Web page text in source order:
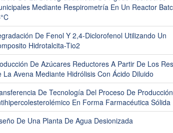
Mediante Respirometría En Un Reactor
De Fenol Y 2,4-Diclorofenol Utilizando Un
Hidrotalcita-Tio2
De Azúcares Reductores A Partir De Los
La Avena Mediante Hidrólisis Con Ácido Diluido
De Tecnología Del Proceso De
En Forma Farmacéutica Sólida
De Una Planta De Agua Desionizada